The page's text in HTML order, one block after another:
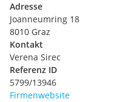
Adresse
Joanneumring 18
8010 Graz
Kontakt
Verena Sirec
Referenz ID
5799/13946
Firmenwebsite